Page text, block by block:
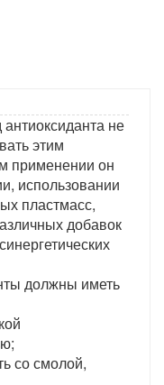
не
этим
применении он
использовании
пластмасс,
добавок
должны иметь
со смолой,